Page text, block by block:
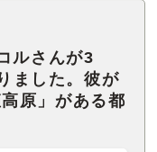
ルさんが3
ました。彼が
原」がある都